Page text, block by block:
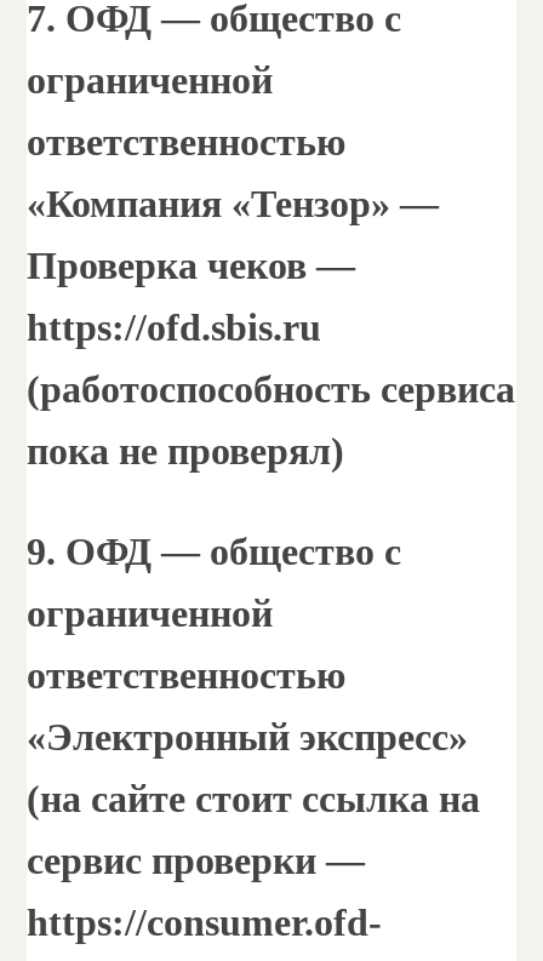
7. ОФД — общество с
ограниченной
ответственностью
«Компания «Тензор» —
Проверка чеков —
https://ofd.sbis.ru
(работоспособность сервиса
пока не проверял)
9. ОФД — общество с
ограниченной
ответственностью
«Электронный экспресс»
(на сайте стоит ссылка на
сервис проверки —
https://consumer.ofd-